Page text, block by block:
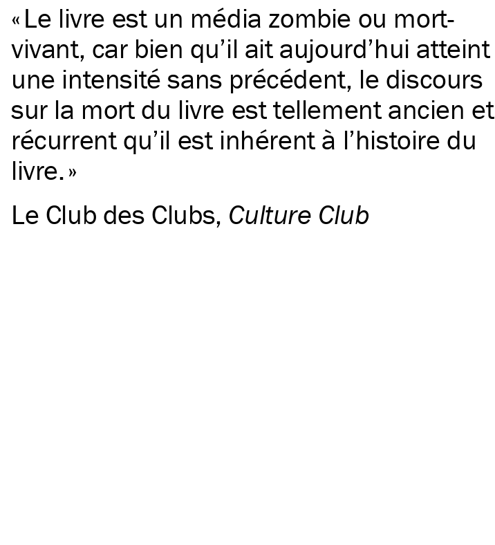
Le livre est un média zombie ou mort-
vivant, car bien qu’il ait aujourd’hui atteint
une intensité sans précédent, le discours
sur la mort du livre est tellement ancien et
récurrent qu’il est inhérent à l’histoire du
livre.
Le Club des Clubs, Culture Club